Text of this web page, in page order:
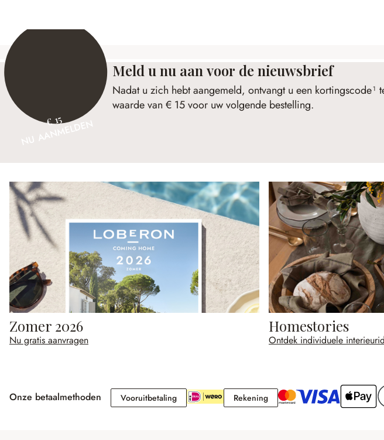
€ 15
NU AANMELDEN
Meld u nu aan voor de nieuwsbrief
Nadat u zich hebt aangemeld, ontvangt u een kortingscode¹
waarde van € 15 voor uw volgende bestelling.
Zomer 2026
Nu gratis aanvragen
Homestories
Ontdek individuele
Onze betaalmethoden VooruitbetalingVooruitbetaling RekeningRekening